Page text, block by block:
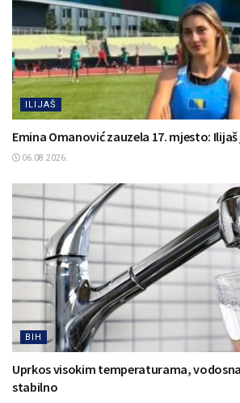
ILIJAŠ
Emina Omanović zauzela 17. mjesto: Ilijaš
06.08.2026.
BIH
Uprkos visokim temperaturama,
stabilno